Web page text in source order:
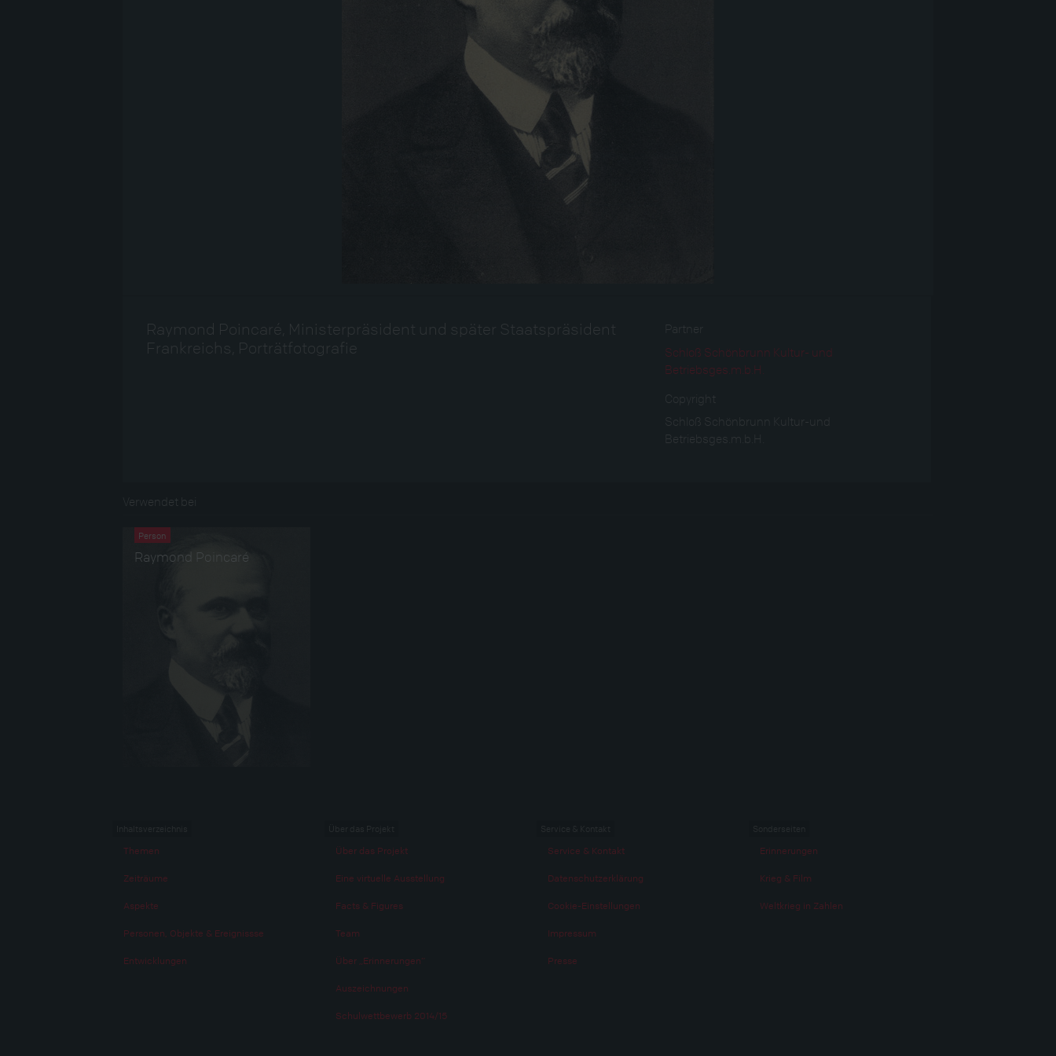
Raymond Poincaré, Ministerpräsident und später Staatspräsident
Frankreichs, Porträtfotografie
Partner
Schloß Schönbrunn Kultur- und
Betriebsges.m.b.H.
Copyright
Schloß Schönbrunn Kultur-und
Betriebsges.m.b.H.
Verwendet bei
Person
Raymond Poincaré
Themen
Zeiträume
Aspekte
Personen, Objekte & Ereignissse
Entwicklungen
Über das Projekt
Eine virtuelle Ausstellung
Facts & Figures
Team
Über „Erinnerungen“
Auszeichnungen
Schulwettbewerb 2014/15
Service & Kontakt
Datenschutzerklärung
Cookie-Einstellungen
Impressum
Presse
Erinnerungen
Krieg & Film
Weltkrieg in Zahlen